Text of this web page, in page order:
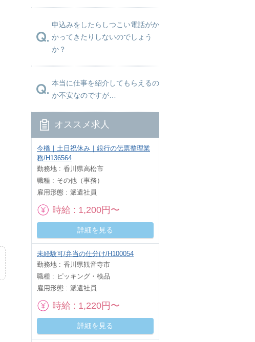
申込みをしたらしつこい電話がか
かってきたりしないのでしょう
か？
本当に仕事を紹介してもらえるの
か不安なのですが…
オススメ求人
今橋｜土日祝休み｜銀行の伝票整理業
務/H136564
勤務地
香川県高松市
職種
その他（事務）
雇用形態
派遣社員
時給 1,200円〜
詳細を見る
未経験可/弁当の仕分け/H100054
勤務地
香川県観音寺市
職種
ピッキング・検品
雇用形態
派遣社員
時給 1,220円〜
詳細を見る